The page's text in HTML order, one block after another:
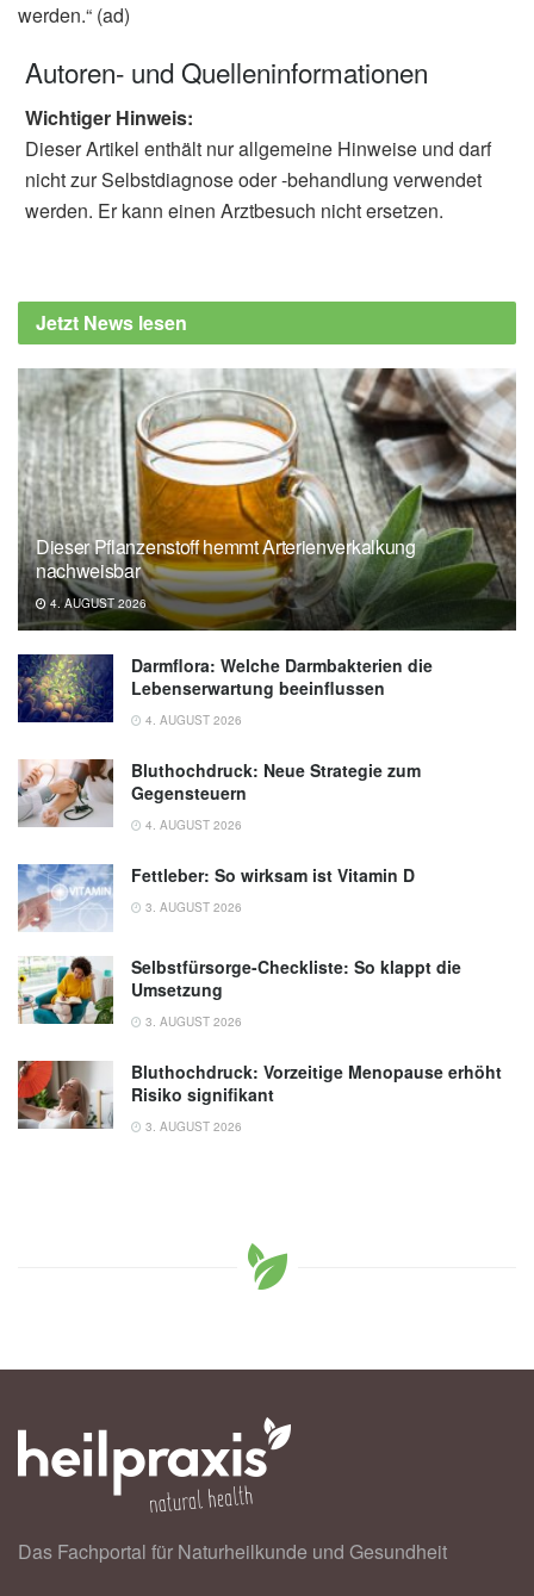
werden.“ (ad)
Autoren- und Quelleninformationen
Wichtiger Hinweis:
Dieser Artikel enthält nur allgemeine Hinweise und darf
nicht zur Selbstdiagnose oder -behandlung verwendet
werden. Er kann einen Arztbesuch nicht ersetzen.
Jetzt News lesen
Dieser Pflanzenstoff hemmt Arterienverkalkung
nachweisbar
4. AUGUST 2026
Darmflora: Welche Darmbakterien die
Lebenserwartung beeinflussen
4. AUGUST 2026
Bluthochdruck: Neue Strategie zum
Gegensteuern
4. AUGUST 2026
Fettleber: So wirksam ist Vitamin D
3. AUGUST 2026
Selbstfürsorge-Checkliste: So klappt die
Umsetzung
3. AUGUST 2026
Bluthochdruck: Vorzeitige Menopause erhöht
Risiko signifikant
3. AUGUST 2026
Das Fachportal für Naturheilkunde und Gesundheit